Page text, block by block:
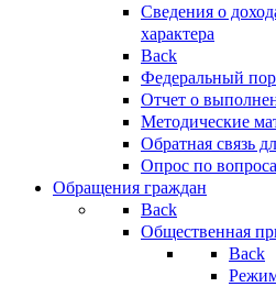
Сведения о
характера
Back
Федеральный
Отчет о
Методические
Обратная связь
Опрос по
Обращения граждан
Back
Общественная
Back